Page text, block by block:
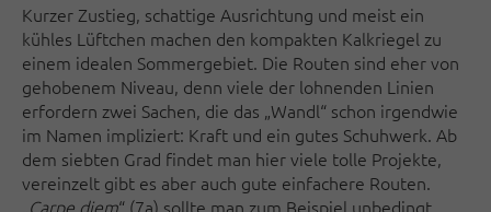
Kurzer Zustieg, schattige Ausrichtung und meist ein
kühles Lüftchen machen den kompakten Kalkriegel zu
einem idealen Sommergebiet. Die Routen sind eher von
gehobenem Niveau, denn viele der lohnenden Linien
erfordern zwei Sachen, die das „Wandl“ schon irgendwie
im Namen impliziert: Kraft und ein gutes Schuhwerk. Ab
dem siebten Grad findet man hier viele tolle Projekte,
vereinzelt gibt es aber auch gute einfachere Routen.
„Carpe diem“ (7a) sollte man zum Beispiel unbedingt